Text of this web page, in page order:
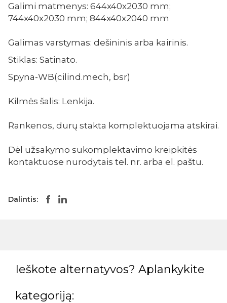
Galimi matmenys: 644x40x2030 mm;
744x40x2030 mm; 844x40x2040 mm
Galimas varstymas: dešininis arba kairinis.
Stiklas: Satinato.
Spyna-WB(cilind.mech, bsr)
Kilmės šalis: Lenkija.
Rankenos, durų stakta komplektuojama atskirai.
Dėl užsakymo sukomplektavimo kreipkitės
kontaktuose nurodytais tel. nr. arba el. paštu.
Dalintis:
Ieškote alternatyvos? Aplankykite
kategoriją: